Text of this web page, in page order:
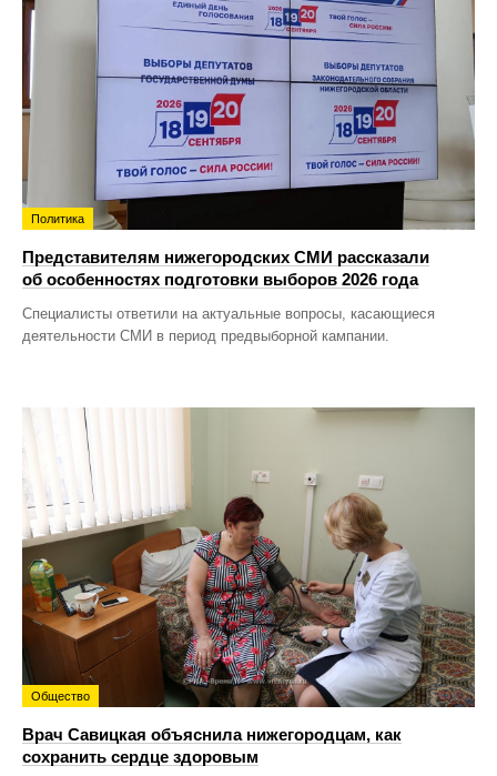
Политика
Представителям нижегородских СМИ рассказали
об особенностях подготовки выборов 2026 года
Специалисты ответили на актуальные вопросы, касающиеся
деятельности СМИ в период предвыборной кампании.
Общество
Врач Савицкая объяснила нижегородцам, как
сохранить сердце здоровым